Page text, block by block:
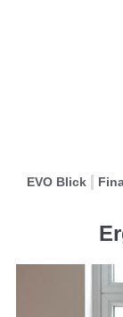
EVO Blick